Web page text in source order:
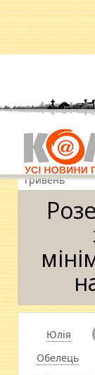
Головна »
похвалився
гривень
Юлія
Обелець